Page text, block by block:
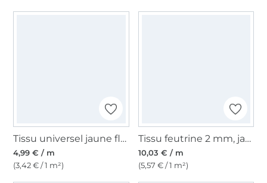
Tissu universel jaune fluo
4,99 € / m
(3,42 € / 1 m²)
Tissu feutrine 2 mm, jaune
10,03 € / m
(5,57 € / 1 m²)